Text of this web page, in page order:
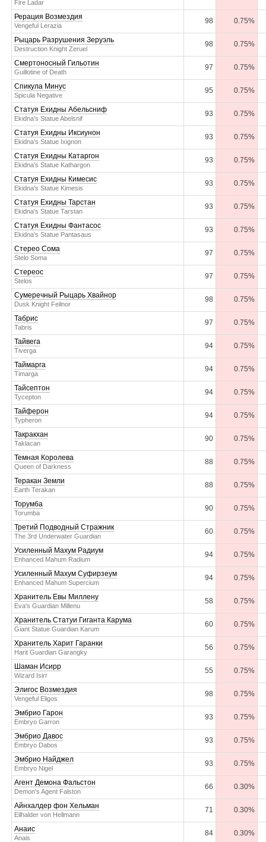
Fire Ladar
Рерация Возмездия
Vengeful Lerazia
98 0.75%
Рыцарь Разрушения Зеруэль
Destruction Knight Zeruel
98 0.75%
Смертоносный Гильотин
Guillotine of Death
97 0.75%
Спикула Минус
Spicula Negative
95 0.75%
Статуя Ехидны Абельсниф
Ekidna's Statue Abelsnif
93 0.75%
Статуя Ехидны Иксиунон
Ekidna's Statue Ixignon
93 0.75%
Статуя Ехидны Катаргон
Ekidna's Statue Kathargon
93 0.75%
Статуя Ехидны Кимесис
Ekidna's Statue Kimesis
93 0.75%
Статуя Ехидны Тарстан
Ekidna's Statue Tarstan
93 0.75%
Статуя Ехидны Фантасос
Ekidna's Statue Pantasaus
93 0.75%
Стерео Сома
Stelo Soma
97 0.75%
Стереос
Stelos
97 0.75%
Сумеречный Рыцарь Хвайнор
Dusk Knight Feilnor
98 0.75%
Табрис
Tabris
97 0.75%
Тайвега
Tiverga
94 0.75%
Таймарга
Timarga
94 0.75%
Тайсептон
Tycepton
94 0.75%
Тайферон
Typheron
94 0.75%
Такракхан
Taklacan
90 0.75%
Темная Королева
Queen of Darkness
88 0.75%
Теракан Земли
Earth Terakan
88 0.75%
Торумба
Torumba
90 0.75%
Третий Подводный Стражник
The 3rd Underwater Guardian
60 0.75%
Усиленный Махум Радиум
Enhanced Mahum Radium
94 0.75%
Усиленный Махум Суфирзеум
Enhanced Mahum Supercium
94 0.75%
Хранитель Евы Миллену
Eva's Guardian Millenu
58 0.75%
Хранитель Статуи Гиганта Карума
Giant Statue Guardian Karum
60 0.75%
Хранитель Харит Гаранки
Harit Guardian Garangky
56 0.75%
Шаман Исирр
Wizard Isirr
55 0.75%
Элигос Возмездия
Vengeful Eligos
98 0.75%
Эмбрио Гарон
Embryo Garron
93 0.75%
Эмбрио Давос
Embryo Dabos
93 0.75%
Эмбрио Найджел
Embryo Nigel
93 0.75%
Агент Демона Фальстон
Demon's Agent Falston
66 0.30%
Айнхалдер фон Хельман
Eilhalder von Hellmann
71 0.30%
Анаис
Anais
84 0.30%